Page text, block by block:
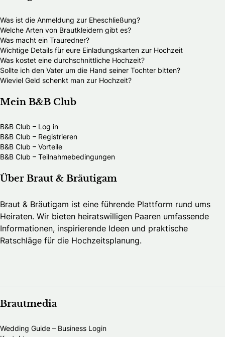
Was ist die Anmeldung zur Eheschließung?
Welche Arten von Brautkleidern gibt es?
Was macht ein Trauredner?
Wichtige Details für eure Einladungskarten zur Hochzeit
Was kostet eine durchschnittliche Hochzeit?
Sollte ich den Vater um die Hand seiner Tochter bitten?
Wieviel Geld schenkt man zur Hochzeit?
Mein B&B Club
B&B Club – Log in
B&B Club – Registrieren
B&B Club – Vorteile
B&B Club – Teilnahmebedingungen
Über Braut & Bräutigam
Braut & Bräutigam ist eine führende Plattform rund ums
Heiraten. Wir bieten heiratswilligen Paaren umfassende
Informationen, inspirierende Ideen und praktische
Ratschläge für die Hochzeitsplanung.
Brautmedia
Wedding Guide – Business Login